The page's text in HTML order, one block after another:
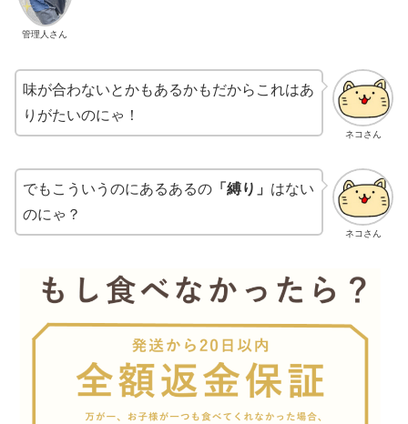
管理人さん
ネコさん
味が合わないとかもあるかもだからこれはあ
りがたいのにゃ！
ネコさん
でもこういうのにあるあるの 「縛り」 はない
のにゃ？